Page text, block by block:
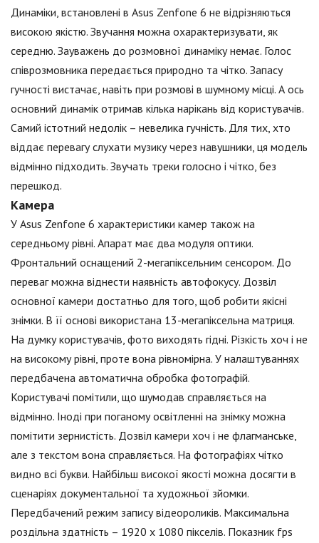
Динаміки, встановлені в Asus Zenfone 6 не відрізняються
високою якістю. Звучання можна охарактеризувати, як
середню. Зауважень до розмовної динаміку немає. Голос
співрозмовника передається природно та чітко. Запасу
гучності вистачає, навіть при розмові в шумному місці. А ось
основний динамік отримав кілька нарікань від користувачів.
Самий істотний недолік – невелика гучність. Для тих, хто
віддає перевагу слухати музику через навушники, ця модель
відмінно підходить. Звучать треки голосно і чітко, без
перешкод.
Камера
У Asus Zenfone 6 характеристики камер також на
середньому рівні. Апарат має два модуля оптики.
Фронтальний оснащений 2-мегапіксельним сенсором. До
переваг можна віднести наявність автофокусу. Дозвіл
основної камери достатньо для того, щоб робити якісні
знімки. В її основі використана 13-мегапіксельна матриця.
На думку користувачів, фото виходять гідні. Різкість хоч і не
на високому рівні, проте вона рівномірна. У налаштуваннях
передбачена автоматична обробка фотографій.
Користувачі помітили, що шумодав справляється на
відмінно. Іноді при поганому освітленні на знімку можна
помітити зернистість. Дозвіл камери хоч і не флагманське,
але з текстом вона справляється. На фотографіях чітко
видно всі букви. Найбільш високої якості можна досягти в
сценаріях документальної та художньої зйомки.
Передбачений режим запису відеороликів. Максимальна
роздільна здатність – 1920 x 1080 пікселів. Показник fps